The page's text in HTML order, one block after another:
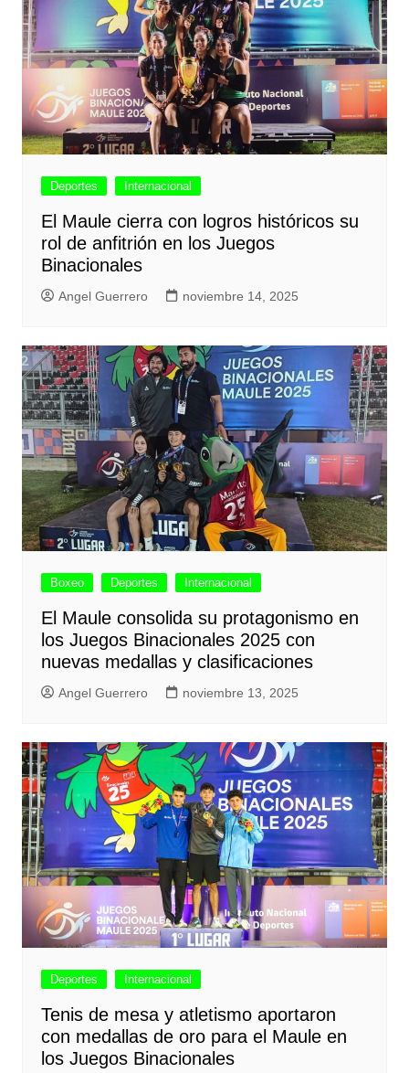
Deportes Internacional
El Maule cierra con logros históricos su
rol de anfitrión en los Juegos
Binacionales
Angel Guerrero noviembre 14, 2025
Boxeo Deportes Internacional
El Maule consolida su protagonismo en
los Juegos Binacionales 2025 con
nuevas medallas y clasificaciones
Angel Guerrero noviembre 13, 2025
Deportes Internacional
Tenis de mesa y atletismo aportaron
con medallas de oro para el Maule en
los Juegos Binacionales